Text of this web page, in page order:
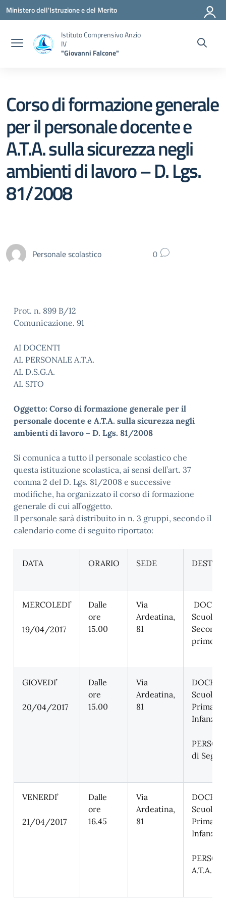
Vai ai contenuti
Vai al menu di navigazione
Vai al footer
Ministero dell'Istruzione e del Merito
Istituto Comprensivo Anzio
IV
"Giovanni Falcone"
Corso di formazione generale
per il personale docente e
A.T.A. sulla sicurezza negli
ambienti di lavoro – D. Lgs.
81/2008
Personale scolastico 0
Prot. n. 899 B/12
Comunicazione. 91
AI DOCENTI
AL PERSONALE A.T.A.
AL D.S.G.A.
AL SITO
Oggetto: Corso di formazione generale per il
personale docente e A.T.A. sulla sicurezza negli
ambienti di lavoro – D. Lgs. 81/2008
Si comunica a tutto il personale scolastico che
questa istituzione scolastica, ai sensi dell’art. 37
comma 2 del D. Lgs. 81/2008 e successive
modifiche, ha organizzato il corso di formazione
generale di cui all’oggetto.
Il personale sarà distribuito in n. 3 gruppi, secondo il
calendario come di seguito riportato:
DATA ORARIO SEDE
MERCOLEDI’
19/04/2017
Dalle
ore
15.00
Via
Ardeatina,
81
Scuola
primo
GIOVEDI’
20/04/2017
Dalle
ore
15.00
Via
Ardeatina,
81
Scuola
Primaria
Infanzia
di
VENERDI’
21/04/2017
Dalle
ore
16.45
Via
Ardeatina,
81
Scuola
Primaria
Infanzia
A.T.A.